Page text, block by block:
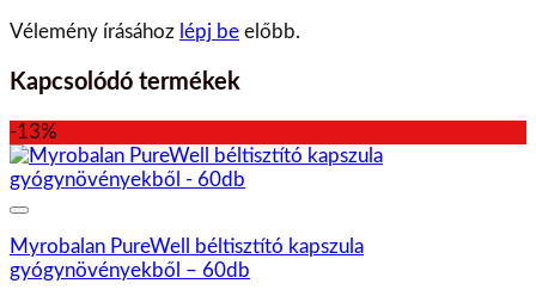
Vélemény írásához lépj be előbb.
Kapcsolódó termékek
-13%
Myrobalan PureWell béltisztító kapszula
gyógynövényekből – 60db